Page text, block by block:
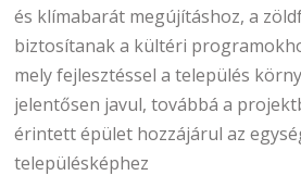
és klímabarát megújításhoz, a
biztosítanak a kültéri
mely fejlesztéssel a település
jelentősen javul, továbbá a
érintett épület hozzájárul az
településképhez